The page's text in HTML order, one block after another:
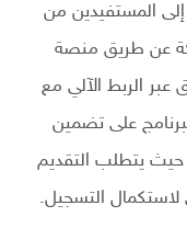
المستفيدين من
عن طريق منصة
عبر الربط الآلي مع
على تضمين
حيث يتطلب التقديم
لاستكمال التسجيل.